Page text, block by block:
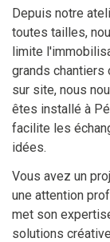
Depuis notre
toutes tailles,
limite
grands chantiers
sur site, nous
êtes installé à
facilite les
idées.
Vous avez un
une attention
met son
solutions